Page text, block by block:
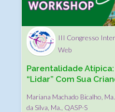
III Congresso
Web
Parentalidade
“Lidar” Com Sua
Mariana Machado Bicalho,
da Silva, Ma., QASP-S